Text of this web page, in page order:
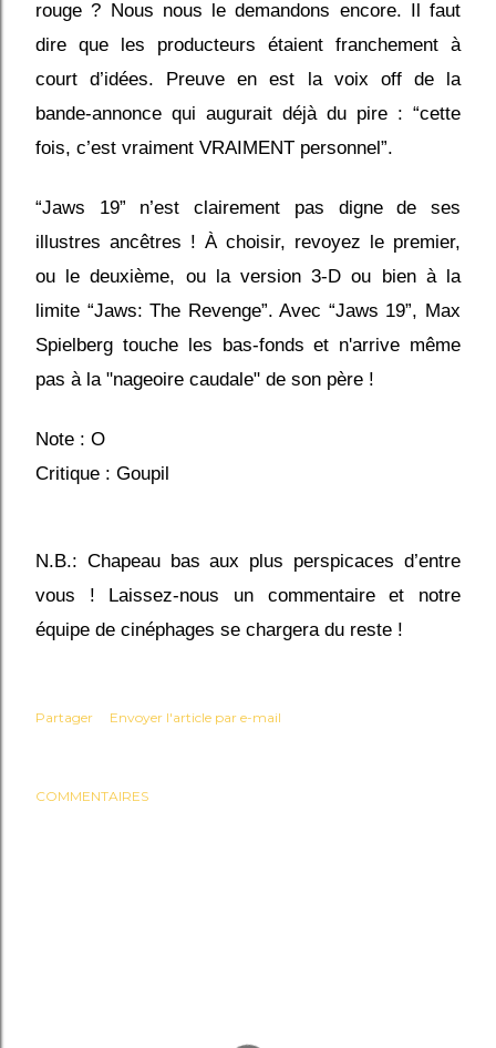
rouge ? Nous nous le demandons encore. Il faut
dire que les producteurs étaient franchement à
court d’idées. Preuve en est la voix off de la
bande-annonce qui augurait déjà du pire : “cette
fois, c’est vraiment VRAIMENT personnel”.
“Jaws 19” n’est clairement pas digne de ses
illustres ancêtres ! À choisir, revoyez le premier,
ou le deuxième, ou la version 3-D ou bien à la
limite “Jaws: The Revenge”. Avec “Jaws 19”, Max
Spielberg touche les bas-fonds et n'arrive même
pas à la "nageoire caudale" de son père !
Note : O
Critique : Goupil
N.B.: Chapeau bas aux plus perspicaces d’entre
vous ! Laissez-nous un commentaire et notre
équipe de cinéphages se chargera du reste !
Partager Envoyer l'article par e-mail
COMMENTAIRES